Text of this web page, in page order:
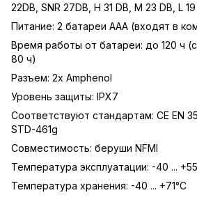
22DB, SNR 27DB, H 31 DB, M 23 DB, L
Питание: 2 батареи AAA (входят в
Время работы от батареи: до 120 ч
80 ч)
Разъем: 2x Amphenol
Уровень защиты: IPX7
Соответствуют стандартам: CE EN
STD-461g
Совместимость: беруши NFMI
Температура эксплуатации: -40 ...
Температура хранения: -40 ... +71°С